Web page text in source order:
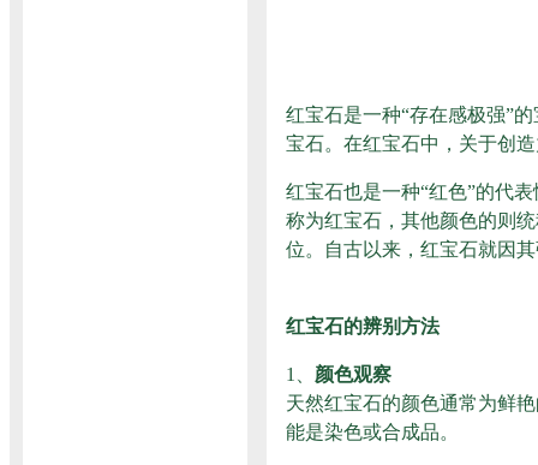
红宝石是一种“存在感极强”
宝石。在红宝石中，关于创
红宝石也是一种“红色”的代
称为红宝石，其他颜色的则
位。自古以来，红宝石就因
红宝石的辨别方法
1、 颜色观察
天然红宝石的颜色通常为鲜
能是染色或合成品。